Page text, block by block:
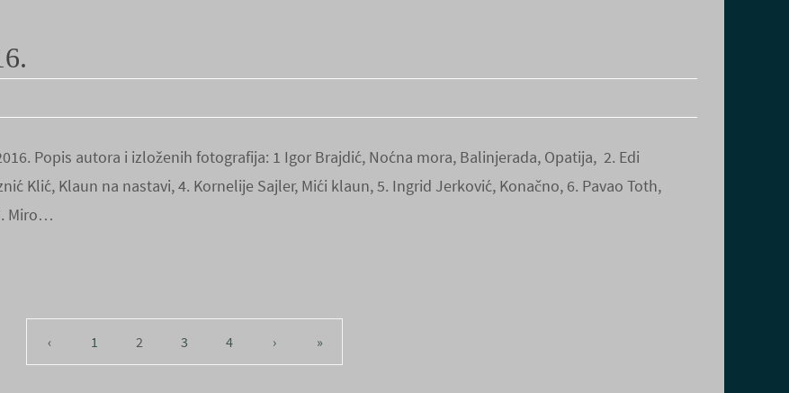
Popis autora i izloženih fotografija: 1 Igor Brajdić, Noćna mora, Balinjerada, Opatija, 2. Edi
Klić, Klaun na nastavi, 4. Kornelije Sajler, Mići klaun, 5. Ingrid Jerković, Konačno, 6. Pavao Toth,
Miro…
‹ 1 2 3 4 › »